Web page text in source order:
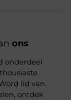
ons
onderdeel
lid van
ontdek